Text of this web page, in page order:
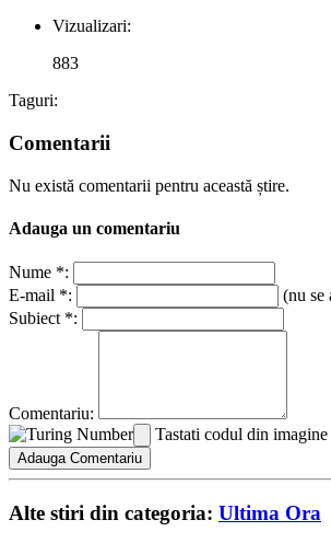
Vizualizari:
883
Taguri:
Comentarii
Nu există comentarii pentru această știre.
Adauga un comentariu
Nume *:
E-mail *:
(nu se
Subiect *:
Comentariu:
Tastati codul din
Alte stiri din categoria: Ultima Ora